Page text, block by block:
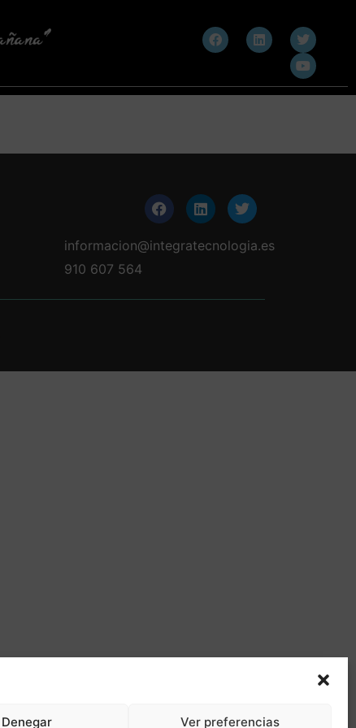
Denegar Ver preferencias
informacion@integratecnologia.es
910 607 564